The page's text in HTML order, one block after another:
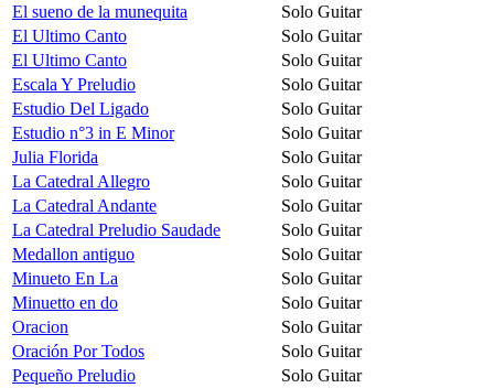
El sueno de la munequita
Solo Guitar
El Ultimo Canto
Solo Guitar
El Ultimo Canto
Solo Guitar
Escala Y Preludio
Solo Guitar
Estudio Del Ligado
Solo Guitar
Estudio n°3 in E Minor
Solo Guitar
Julia Florida
Solo Guitar
La Catedral Allegro
Solo Guitar
La Catedral Andante
Solo Guitar
La Catedral Preludio Saudade
Solo Guitar
Medallon antiguo
Solo Guitar
Minueto En La
Solo Guitar
Minuetto en do
Solo Guitar
Oracion
Solo Guitar
Oración Por Todos
Solo Guitar
Pequeño Preludio
Solo Guitar